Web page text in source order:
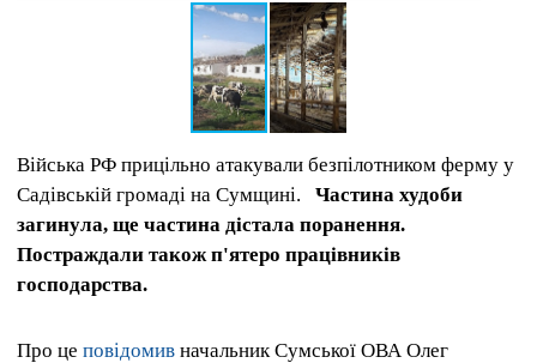
Війська РФ прицільно атакували безпілотником ферму у
Садівській громаді на Сумщині. Частина худоби
загинула, ще частина дістала поранення.
Постраждали також п'ятеро працівників
господарства.
Про це повідомив начальник Сумської ОВА Олег